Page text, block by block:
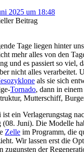
2025 um 18:48
Beitrag
Tage liegen hinter
mehr alles von den
und es passiert so viel,
nicht alles verarbeitet.
als sie sich
Tornado, dann in
Mutterschiff,
ist ein Verlagerungstag
(08. Juni). Die Modelle
Zelle im Programm, die
Wir lassen erst die
zugunsten der